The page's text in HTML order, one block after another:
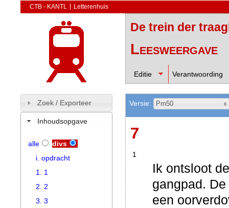
CTB - KANTL Letterenhuis
De trein der
Leesweergave
Editie Verantwoording
Versie: Pm50
7
1
Ik ontsloot
gangpad.
een
Zoek / Exporteer
Inhoudsopgave
alle
divs
i. opdracht
1. 1
2. 2
3. 3